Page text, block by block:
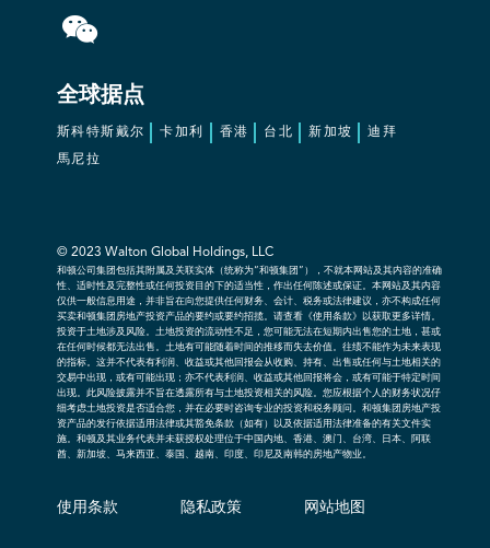
全球据点
斯科特斯戴尔 卡加利 香港 台北 新加坡 迪拜
馬尼拉
© 2023 Walton Global Holdings, LLC
和顿公司集团包括其附属及关联实体（统称为“和顿集团”），不就本网站及其内容的准确
性、适时性及完整性或任何投资目的下的适当性，作出任何陈述或保证。本网站及其内容
仅供一般信息用途，并非旨在向您提供任何财务、会计、税务或法律建议，亦不构成任何
买卖和顿集团房地产投资产品的要约或要约招揽。请查看《使用条款》以获取更多详情。
投资于土地涉及风险。土地投资的流动性不足，您可能无法在短期内出售您的土地，甚或
在任何时候都无法出售。土地有可能随着时间的推移而失去价值。往绩不能作为未来表现
的指标。这并不代表有利润、收益或其他回报会从收购、持有、出售或任何与土地相关的
交易中出现，或有可能出现；亦不代表利润、收益或其他回报将会，或有可能于特定时间
出现。此风险披露并不旨在透露所有与土地投资相关的风险。您应根据个人的财务状况仔
细考虑土地投资是否适合您，并在必要时咨询专业的投资和税务顾问。和顿集团房地产投
资产品的发行依据适用法律或其豁免条款（如有）以及依据适用法律准备的有关文件实
施。和顿及其业务代表并未获授权处理位于中国内地、香港、澳门、台湾、日本、阿联
酋、新加坡、马来西亚、泰国、越南、印度、印尼及南韩的房地产物业。
使用条款 隐私政策 网站地图